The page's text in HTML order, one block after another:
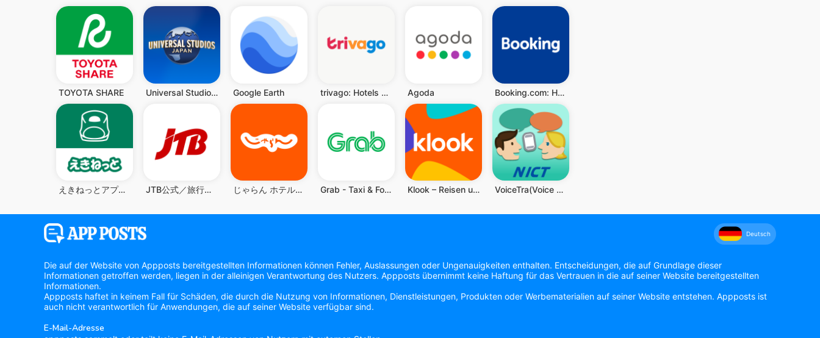
TOYOTA SHARE Universal Studios Japan Google Earth trivago: Hotels vergleichen Agoda Booking.com: Hotels
えきねっとアプリ-新幹線・特急の予約｜JR新幹線予約 JTB公式／旅行検索・予約確認アプリ じゃらん ホテル検索/宿泊予約 Grab - Taxi & Food Delivery Klook – Reisen und Freizeit VoiceTra(Voice Translator)
Deutsch
Die auf der Website von Appposts bereitgestellten Informationen können Fehler, Auslassungen oder Ungenauigkeiten enthalten. Entscheidungen, die auf Grundlage dieser
Informationen getroffen werden, liegen in der alleinigen Verantwortung des Nutzers. Appposts übernimmt keine Haftung für das Vertrauen in die auf seiner Website bereitgestellten
Informationen.
Appposts haftet in keinem Fall für Schäden, die durch die Nutzung von Informationen, Dienstleistungen, Produkten oder Werbematerialien auf seiner Website entstehen. Appposts ist
auch nicht verantwortlich für Anwendungen, die auf seiner Website verfügbar sind.
E-Mail-Adresse